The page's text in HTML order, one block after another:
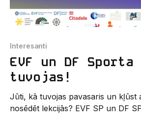
Interesanti
EVF un DF
tuvojas!
Jūti, kā tuvojas pavasaris un kļūst
nosēdēt lekcijās? EVF SP un DF